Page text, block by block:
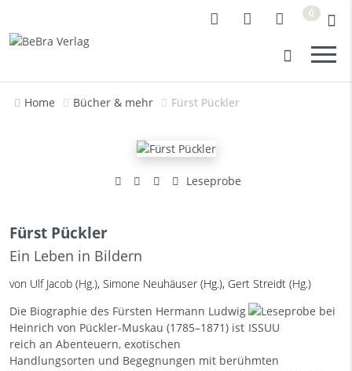
0
Home Bücher & mehr Fürst Pückler
Leseprobe
Fürst Pückler
Ein Leben in Bildern
von Ulf Jacob (Hg.), Simone Neuhäuser (Hg.), Gert Streidt (Hg.)
Die Biographie des Fürsten Hermann Ludwig
Heinrich von Pückler-Muskau (1785–1871) ist
reich an Abenteuern, exotischen
Handlungsorten und Begegnungen mit berühmten